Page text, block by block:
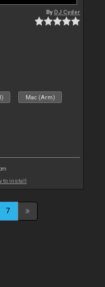
ByDJ Cyder
Mac (Arm)
to install
7